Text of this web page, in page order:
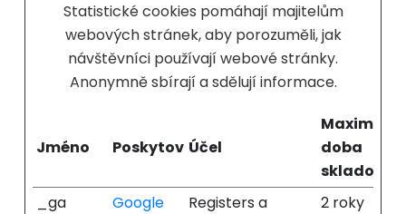
Statistické cookies pomáhají majitelům
webových stránek, aby porozuměli, jak
návštěvníci používají webové stránky.
Anonymně sbírají a sdělují informace.
Jméno Poskytovatel
Účel
Maximální
doba
_ga
Google
Registers a
2 roky